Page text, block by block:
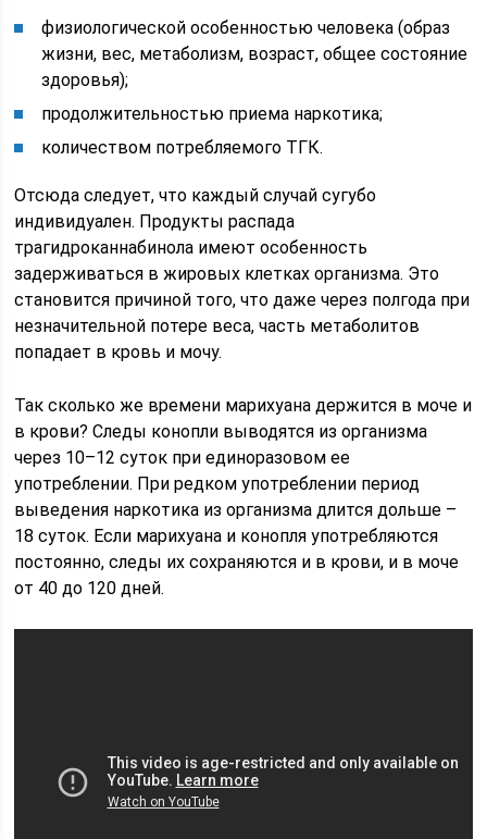
физиологической особенностью человека (образ
жизни, вес, метаболизм, возраст, общее состояние
здоровья);
продолжительностью приема наркотика;
количеством потребляемого ТГК.
Отсюда следует, что каждый случай сугубо
индивидуален. Продукты распада
трагидроканнабинола имеют особенность
задерживаться в жировых клетках организма. Это
становится причиной того, что даже через полгода при
незначительной потере веса, часть метаболитов
попадает в кровь и мочу.
Так сколько же времени марихуана держится в моче и
в крови? Следы конопли выводятся из организма
через 10–12 суток при единоразовом ее
употреблении. При редком употреблении период
выведения наркотика из организма длится дольше –
18 суток. Если марихуана и конопля употребляются
постоянно, следы их сохраняются и в крови, и в моче
от 40 до 120 дней.